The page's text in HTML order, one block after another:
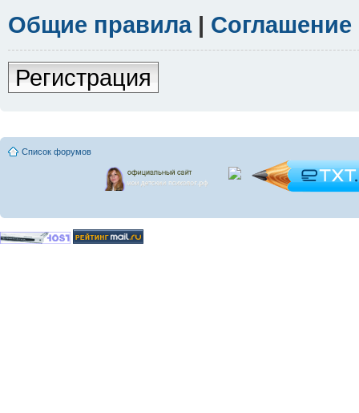
Общие правила|
Регистрация
Список форумов